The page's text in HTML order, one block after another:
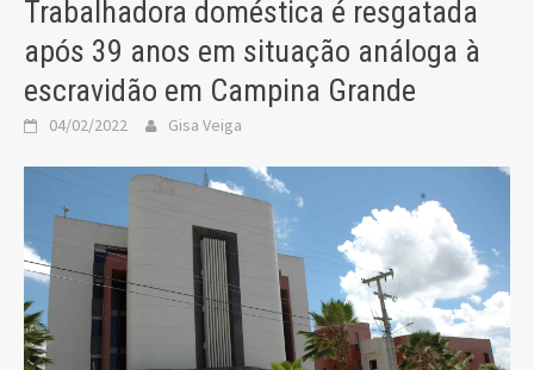
Trabalhadora doméstica é resgatada
após 39 anos em situação análoga à
escravidão em Campina Grande
04/02/2022 Gisa Veiga